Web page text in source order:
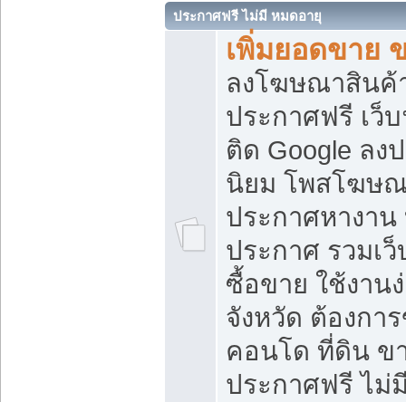
ประกาศฟรี ไม่มี หมดอายุ
เพิ่มยอดขาย
ลงโฆษณาสิน
ประกาศฟรี เว็
ติด Google ลง
นิยม โพสโฆษ
ประกาศหางาน
ประกาศ รวมเ
ซื้อขาย ใช้งาน
จังหวัด ต้องกา
คอนโด ที่ดิน ข
ประกาศฟรี ไม่